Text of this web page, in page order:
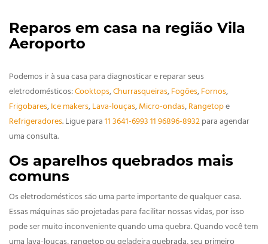
Reparos em casa na região Vila
Aeroporto
Podemos ir à sua casa para diagnosticar e reparar seus
eletrodomésticos:Cooktops,Churrasqueiras,Fogões,Fornos,
Frigobares,Ice makers,Lava-louças,Micro-ondas,Rangetope
Refrigeradores. Ligue para11 3641-699311 96896-8932para agendar
uma consulta.
Os aparelhos quebrados mais
comuns
Os eletrodomésticos são uma parte importante de qualquer casa.
Essas máquinas são projetadas para facilitar nossas vidas, por isso
pode ser muito inconveniente quando uma quebra. Quando você tem